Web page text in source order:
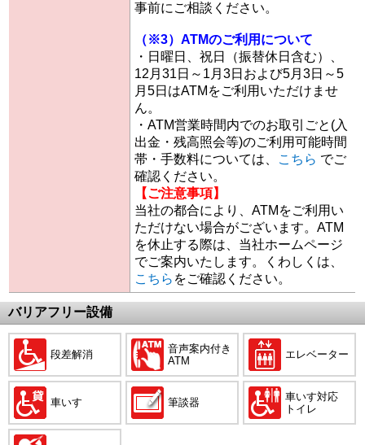
事前にご相談ください。
（※3）ATMのご利用について
・日曜日、祝日（振替休日含む）、
12月31日～1月3日および5月3日～5
月5日はATMをご利用いただけませ
ん。
・ATM営業時間内でのお取引ごと(入
出金・残高照会等)のご利用可能時間
帯・手数料については、
こちら でご
確認ください。
【ご注意事項】
当社の都合により、ATMをご利用い
ただけない場合がございます。ATM
を休止する際は、当社ホームページ
でご案内いたします。くわしくは、
こちら をご確認ください。
バリアフリー設備
段差解消
音声案内付き
ATM
エレベーター
車いす 筆談器
車いす対応
トイレ